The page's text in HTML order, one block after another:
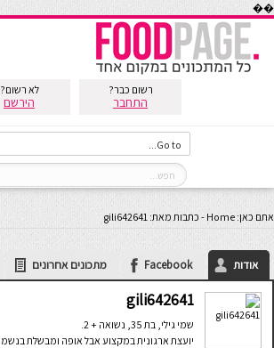
��
רשום כבר?
התחבר
לא רשום?
הירשם
אתם כאן: Home
- כתבות מאת: gili642641
אודות Facebook מתכונים אחרונים
gili642641
שמי גילי, בת 35, נשואה + 2.
יועצת ארגונית במקצוע אבל אופה ומבשלת